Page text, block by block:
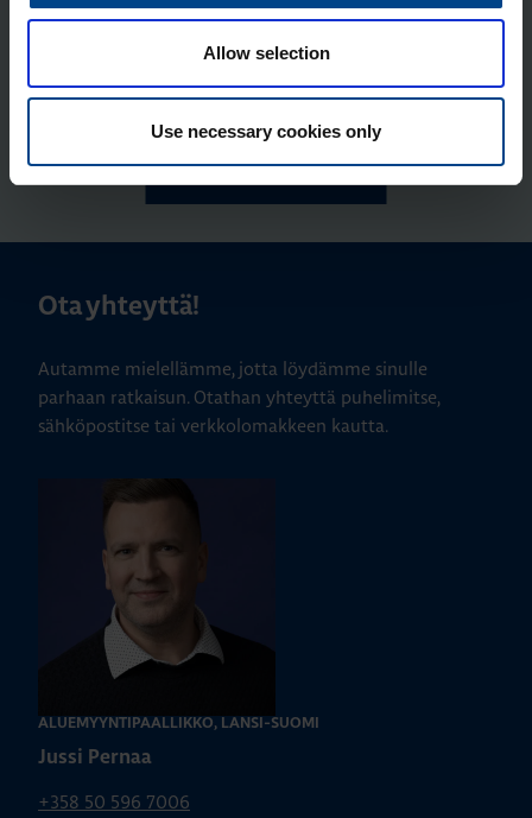
Allow selection
Use necessary cookies only
Lukuaika: 4 min
ASENNUSTARVIKKEET
Matter – uusi
KATSO KAIKKI ARTIKKELIT
Ota yhteyttä!
Autamme mielellämme, jotta löydämme sinulle
parhaan ratkaisun. Otathan yhteyttä puhelimitse,
sähköpostitse tai verkkolomakkeen kautta.
ALUEMYYNTIPÄÄLLIKKÖ, LÄNSI-SUOMI
Jussi Pernaa
+358 50 596 7006